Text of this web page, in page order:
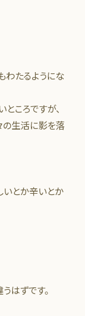
わたるようにな
ころですが、
の生活に影を落
いとか辛いとか
ずです。